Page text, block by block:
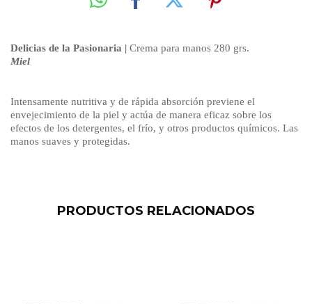
Delicias de la Pasionaria | Crema para manos 280 grs.
Miel
Intensamente nutritiva y de rápida absorción previene el
envejecimiento de la piel y actúa de manera eficaz sobre los
efectos de los detergentes, el frío, y otros productos químicos. Las
manos suaves y protegidas.
PRODUCTOS RELACIONADOS